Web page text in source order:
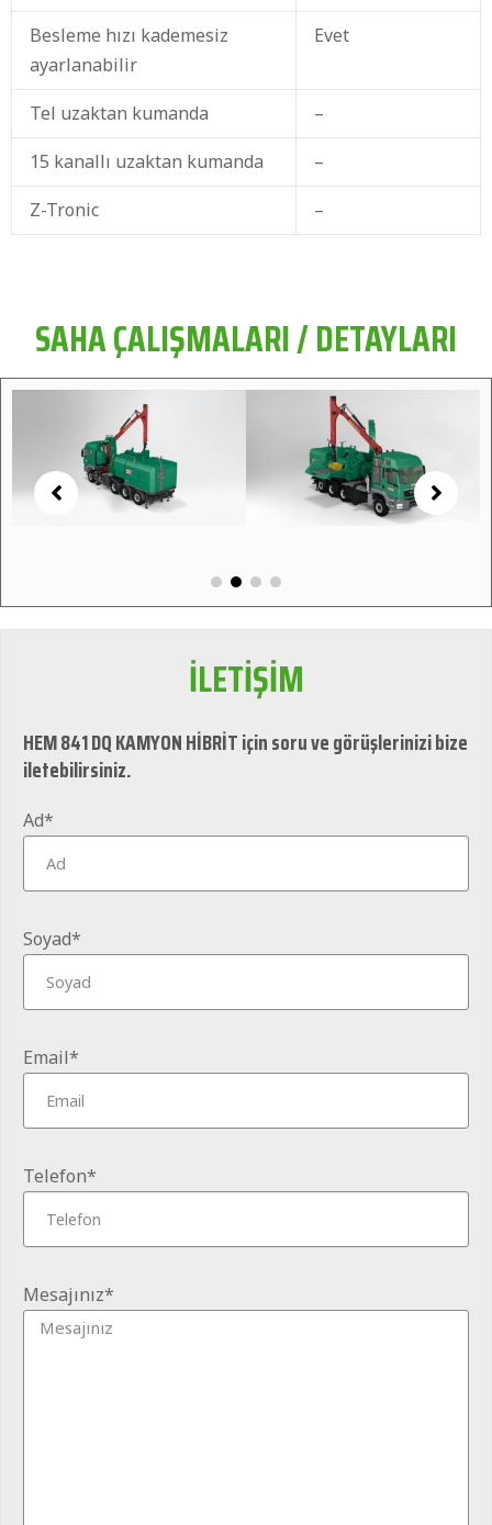
Besleme hızı kademesiz
ayarlanabilir
Evet
Tel uzaktan kumanda
–
15 kanallı uzaktan kumanda
–
Z-Tronic
–
SAHA ÇALIŞMALARI / DETAYLARI
İLETİŞİM
HEM 841 DQ KAMYON HİBRİT için soru ve görüşlerinizi bize
iletebilirsiniz.
Ad*
Soyad*
Email*
Telefon*
Mesajınız*